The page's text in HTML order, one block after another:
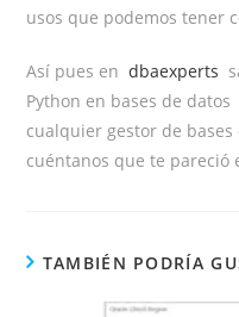
usos que podemos tener
Así pues endbaexperts
Python en bases de
cualquier gestor de
cuéntanos que te pareció
TAMBIÉN PODRÍA